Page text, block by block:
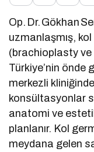
Op. Dr. Gökhan
uzmanlaşmış,
(brachioplasty
Türkiye’nin önde
merkezli
konsültasyonlar
anatomi ve
planlanır. Kol
meydana gelen